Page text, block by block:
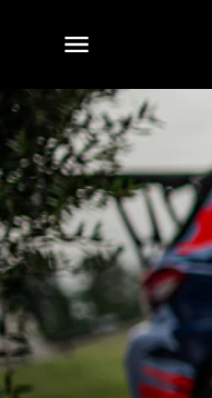
전체
메뉴